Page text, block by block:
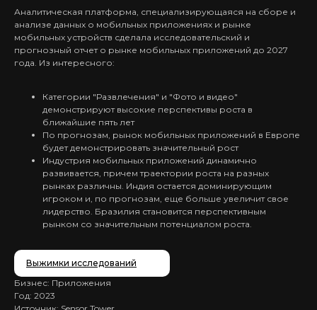
Аналитическая платформа, специализирующаяся на сборе и
анализе данных о мобильных приложениях и рынке
мобильных устройств сделала исследовательский и
прогнозный отчет о рынке мобильных приложений до 2027
года. Из интересного:
Категории "Развлечения" и "Фото и видео"
демонстрируют высокие перспективы роста в
ближайшие пять лет
По прогнозам, рынок мобильных приложений в Европе
будет демонстрировать значительный рост
Индустрия мобильных приложений динамично
развивается, причем траектории роста на разных
рынках различны. Индия остается доминирующим
игроком и, по прогнозам, еще больше увеличит свое
лидерство. Бразилия становится перспективным
рынком со значительным потенциалом роста.
Выжимки исследований
Бизнес: Приложения
Год: 2023